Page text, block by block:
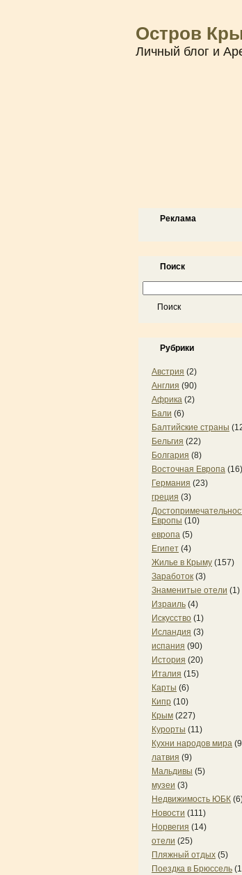
Остров
Личный блог и
Реклама
Поиск
Рубрики
Австрия (2)
Англия (90)
Африка (2)
Бали (6)
Балтийские страны
Бельгия (22)
Болгария (8)
Восточная Европа (16)
Германия (23)
греция (3)
Европы (10)
европа (5)
Египет (4)
Жилье в Крыму (157)
Заработок (3)
Знаменитые отели (1)
Израиль (4)
Искусство (1)
Исландия (3)
испания (90)
История (20)
Италия (15)
Карты (6)
Кипр (10)
Крым (227)
Курорты (11)
Кухни народов мира
латвия (9)
Мальдивы (5)
музеи (3)
Недвижимость ЮБК
Новости (111)
Норвегия (14)
отели (25)
Пляжный отдых (5)
Поездка в Брюссель